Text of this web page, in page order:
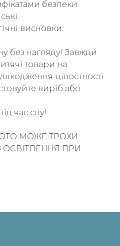
безпеки.
висновки.
без нагляду! Завжди
товари на
цілостності
виріб або
час сну!
МОЖЕ ТРОХИ
ОСВІТЛЕННЯ ПРИ